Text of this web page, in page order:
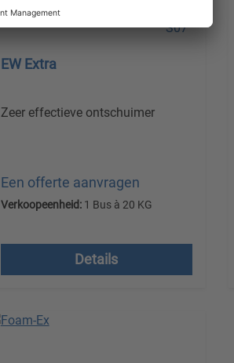
EW Extra
Zeer effectieve ontschuimer
Een offerte aanvragen
Verkoopeenheid:1 Bus à 20 KG
verzendkosten
Details